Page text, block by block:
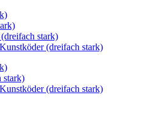
stark)
(dreifach stark)
stark)
(dreifach stark)